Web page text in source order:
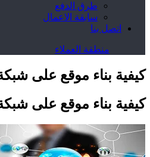
طرق الدفع
سابقة الاعمال
اتصل بنا
منطقة العملاء
كيفية بناء موقع على
كيفية بناء موقع على